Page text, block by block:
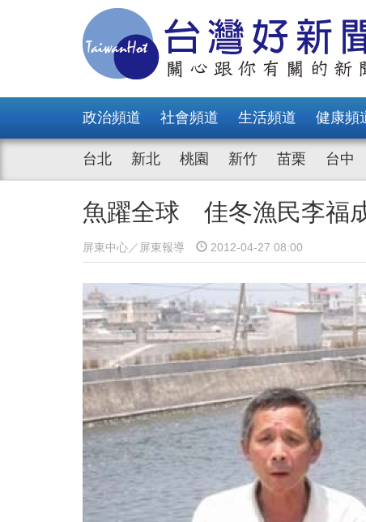
政治頻道 社會頻道 生活頻道 健康頻
台北 新北 桃園 新竹 苗栗 台中
魚躍全球 佳冬漁民李福
屏東中心／屏東報導 2012-04-27 08:00